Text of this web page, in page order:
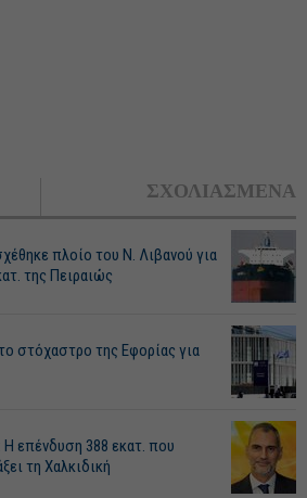
ΣΧΟΛΙΑΣΜΕΝΑ
πλοίο του Ν. Λιβανού για
της Πειραιώς
στόχαστρο της Εφορίας για
Η επένδυση 388 εκατ. που
τη Χαλκιδική